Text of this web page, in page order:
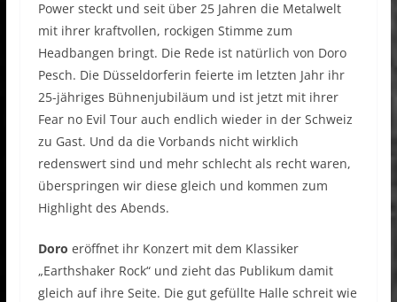
Power steckt und seit über 25 Jahren die Metalwelt
mit ihrer kraftvollen, rockigen Stimme zum
Headbangen bringt. Die Rede ist natürlich von Doro
Pesch. Die Düsseldorferin feierte im letzten Jahr ihr
25-jähriges Bühnenjubiläum und ist jetzt mit ihrer
Fear no Evil Tour auch endlich wieder in der Schweiz
zu Gast. Und da die Vorbands nicht wirklich
redenswert sind und mehr schlecht als recht waren,
überspringen wir diese gleich und kommen zum
Highlight des Abends.
Doro eröffnet ihr Konzert mit dem Klassiker
„Earthshaker Rock“ und zieht das Publikum damit
gleich auf ihre Seite. Die gut gefüllte Halle schreit wie